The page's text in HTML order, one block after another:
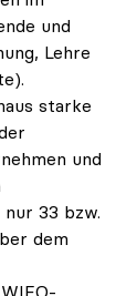
und
Lehre
starke
und
33 bzw.
dem